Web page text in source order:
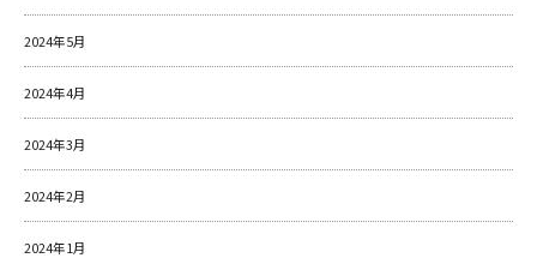
2024年5月
2024年4月
2024年3月
2024年2月
2024年1月